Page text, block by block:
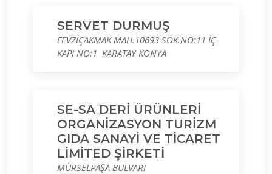
SERVET DURMUŞ
FEVZİÇAKMAK MAH.10693 SOK.NO:11 İÇ
KAPI NO:1 KARATAY KONYA
SE-SA DERİ ÜRÜNLERİ
ORGANİZASYON TURİZM
GIDA SANAYİ VE TİCARET
LİMİTED ŞİRKETİ
MÜRSELPAŞA BULVARI